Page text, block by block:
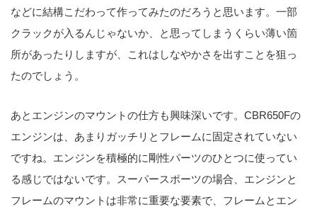
などに結構こだわって作ってみたのだろうと思います。一部
クラックが入るんじゃないか、と思ってしまうくらい薄い箇
所があったりしますが、これはしなやかさを出すことを狙っ
たのでしょう。
あとエンジンのマウントの仕方も興味深いです。CBR650Fの
エンジンは、あまりガッチリとフレームに固定されていない
ですね。エンジンを積極的に剛性パーツのひとつに使ってい
る感じではないです。スーパースポーツの場合、エンジンと
フレームのマウントは非常に重要な要素で、フレームとエン